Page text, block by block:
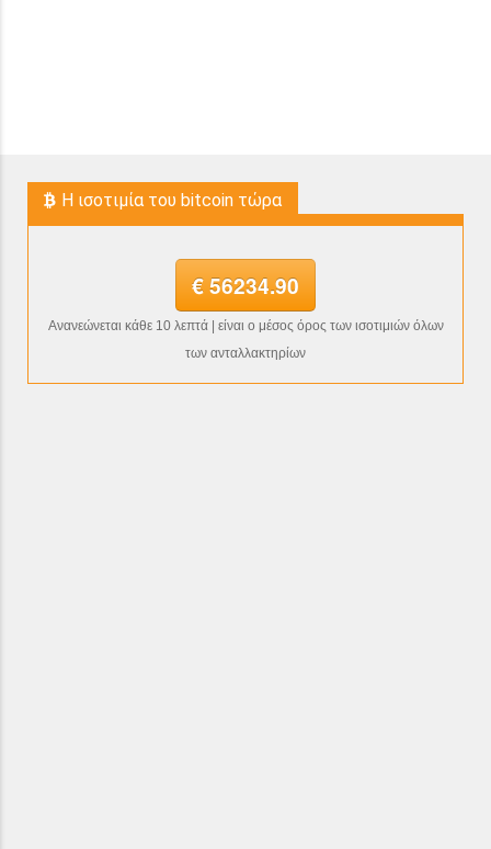
H ισοτιμία του bitcoin τώρα
€ 56234.90
Ανανεώνεται κάθε 10 λεπτά | είναι ο μέσος όρος των ισοτιμιών όλων
των ανταλλακτηρίων